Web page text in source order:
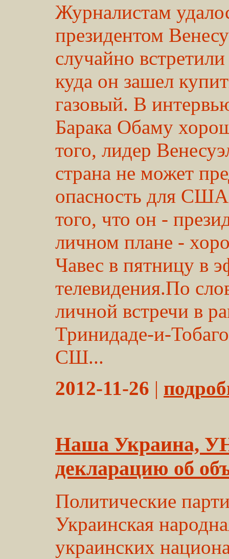
Журналистам
президентом
случайно
куда он зашел
газовый. В
Барака Обаму
того, лидер
страна не может
опасность для
того, что он -
личном плане -
Чавес в пятницу в
телевидения.По
личной встречи в
Тринидаде-и-
СШ...
2012-11-26 |
Наша Украина,
декларацию об
Политические
Украинская
украинских